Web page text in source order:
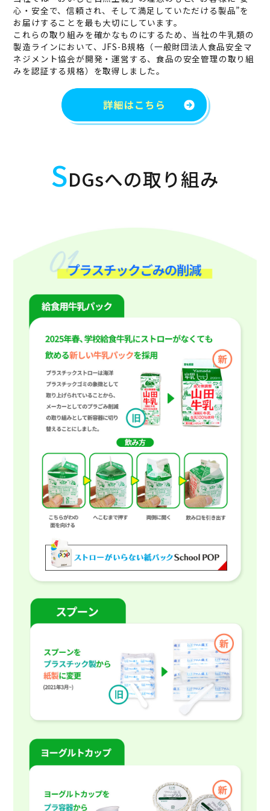
心・安全で、信頼され、そして満足していただける製品”を
お届けすることを最も大切にしています。
これらの取り組みを確かなものにするため、当社の牛乳類の
製造ラインにおいて、JFS-B規格（一般財団法人食品安全マ
ネジメント協会が開発・運営する、食品の安全管理の取り組
みを認証する規格）を取得しました。
SDGsへの取り組み